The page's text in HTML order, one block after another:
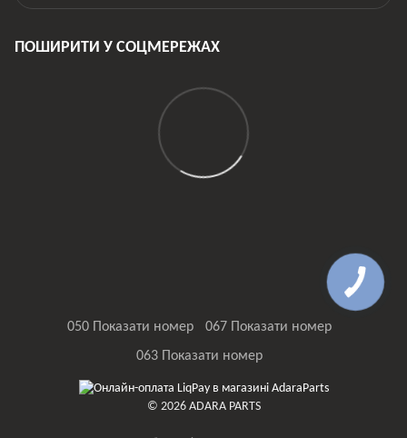
ПОШИРИТИ У СОЦМЕРЕЖАХ
050 Показати номер
067 Показати номер
063 Показати номер
© 2026 ADARA PARTS